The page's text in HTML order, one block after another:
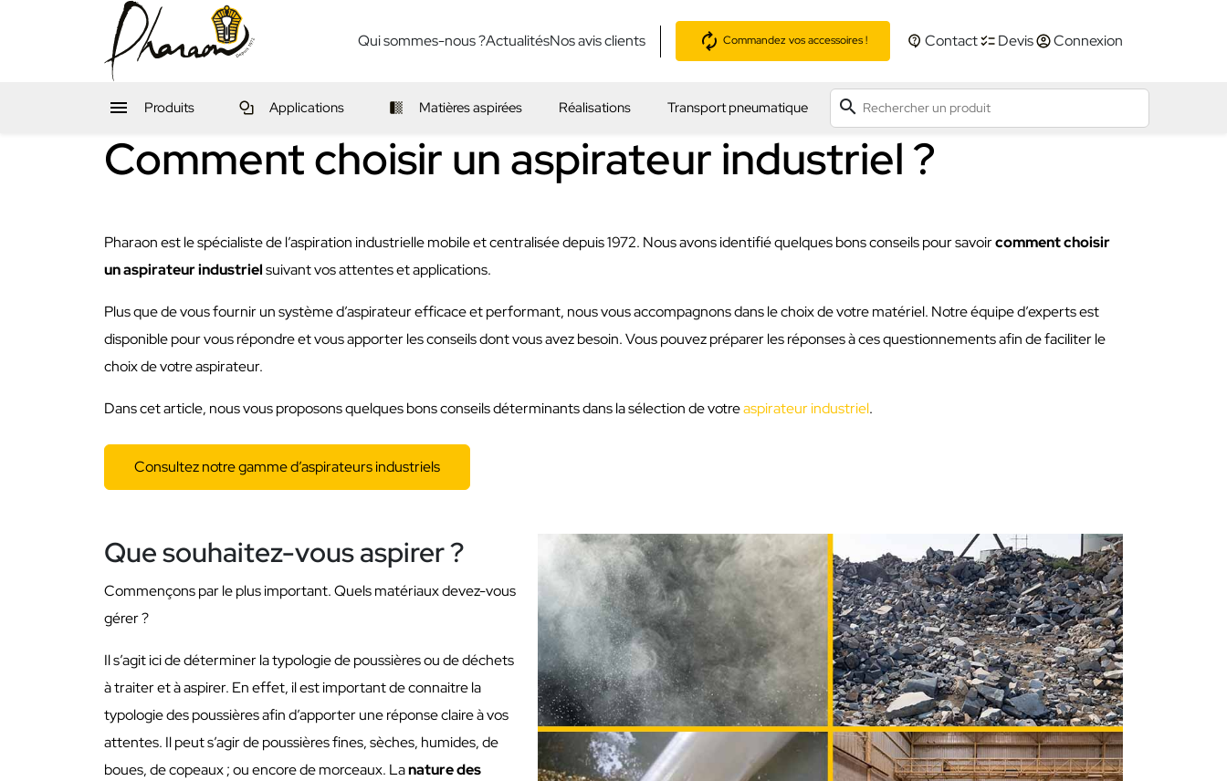
Qui sommes-nous ?ActualitésNos avis clients Commandez vos accessoires ! Contact Devis Connexion
 Produits Applications Matières aspirées Réalisations Transport pneumatique search
Comment choisir un aspirateur industriel ?
Pharaon est le spécialiste de l’aspiration industrielle mobile et centralisée depuis 1972. Nous avons identifié quelques bons conseils pour savoircomment choisir
un aspirateur industrielsuivant vos attentes et applications.
Plus que de vous fournir un système d’aspirateur efficace et performant, nous vous accompagnons dans le choix de votre matériel. Notre équipe d’experts est
disponible pour vous répondre et vous apporter les conseils dont vous avez besoin. Vous pouvez préparer les réponses à ces questionnements afin de faciliter le
choix de votre aspirateur.
Dans cet article, nous vous proposons quelques bons conseils déterminants dans la sélection de votreaspirateur industriel.
Consultez notre gamme d’aspirateurs industriels
Que souhaitez-vous aspirer ?
Commençons par le plus important. Quels matériaux devez-vous
gérer ?
Il s’agit ici de déterminer la typologie de poussières ou de déchets
à traiter et à aspirer. En effet, il est important de connaitre la
typologie des poussières afin d’apporter une réponse claire à vos
attentes. Il peut s’agir de poussières fines, sèches, humides, de
boues, de copeaux ; ou encore de morceaux. Lanature des